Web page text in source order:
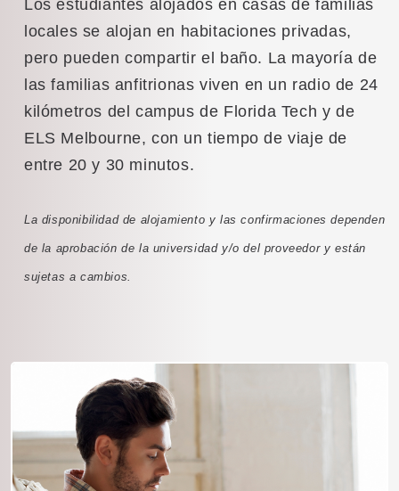
Los estudiantes alojados en casas de familias
locales se alojan en habitaciones privadas,
pero pueden compartir el baño. La mayoría de
las familias anfitrionas viven en un radio de 24
kilómetros del campus de Florida Tech y de
ELS Melbourne, con un tiempo de viaje de
entre 20 y 30 minutos.
La disponibilidad de alojamiento y las confirmaciones dependen
de la aprobación de la universidad y/o del proveedor y están
sujetas a cambios.